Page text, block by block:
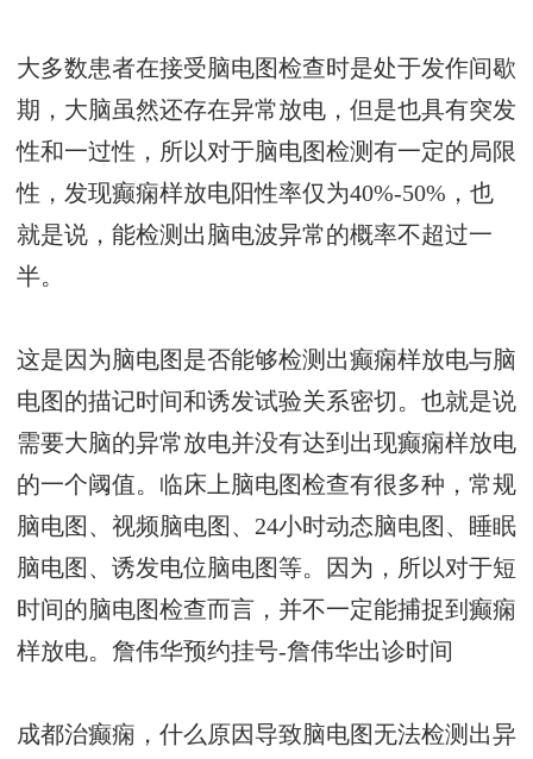
大多数患者在接受脑电图检查时是处于发作间歇
期，大脑虽然还存在异常放电，但是也具有突发
性和一过性，所以对于脑电图检测有一定的局限
性，发现癫痫样放电阳性率仅为40%-50%，也
就是说，能检测出脑电波异常的概率不超过一
半。
这是因为脑电图是否能够检测出癫痫样放电与脑
电图的描记时间和诱发试验关系密切。也就是说
需要大脑的异常放电并没有达到出现癫痫样放电
的一个阈值。临床上脑电图检查有很多种，常规
脑电图、视频脑电图、24小时动态脑电图、睡眠
脑电图、诱发电位脑电图等。因为，所以对于短
时间的脑电图检查而言，并不一定能捕捉到癫痫
样放电。 詹伟华预约挂号-詹伟华出诊时间
成都治癫痫，什么原因导致脑电图无法检测出异